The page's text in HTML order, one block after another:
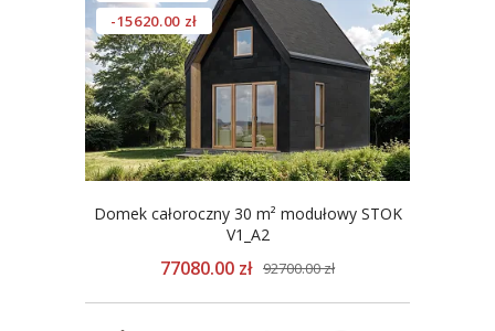
-15620.00 zł
Domek całoroczny 30 m² modułowy STOK
V1_A2
77080.00 zł 92700.00 zł